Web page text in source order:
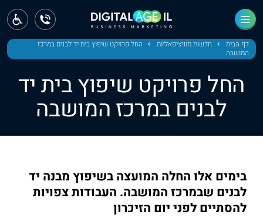
דף הבית חדשות מוניציפאליות
החל פרויקט שיפוץ בית יד לבנים במרכז
המושבה
החל פרויקט שיפוץ בית יד
לבנים במרכז המושבה
בימים אלו החלה המועצה בשיפוץ מבנה יד
לבנים שבמרכז המושבה. העבודות צפויות
להסתיים לפני יום הזיכרון
ראשי
חדשות
מחוז חיפה
ירושלים
תל אביב